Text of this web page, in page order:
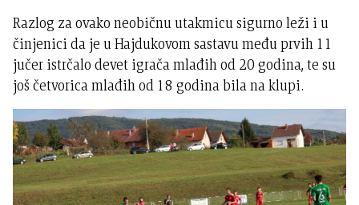
Razlog za ovako neobičnu utakmicu sigurno leži i u
činjenici da je u Hajdukovom sastavu među prvih 11
jučer istrčalo devet igrača mlađih od 20 godina, te su
još četvorica mlađih od 18 godina bila na klupi.